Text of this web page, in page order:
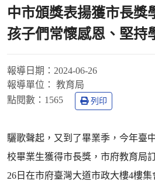
中市頒獎表揚獲市長獎
孩子們常懷感恩、堅持
報導日期： 2024-06-26
報導單位：
教育局
點閱數： 1565 列印
驪歌聲起，又到了畢業季，今年臺
校畢業生獲得市長獎，市府教育局
26日在市府臺灣大道市政大樓4樓